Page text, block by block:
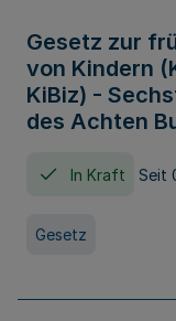
Gesetz zur
von Kindern
KiBiz) -
des Achten
In Kraft Seit
Gesetz